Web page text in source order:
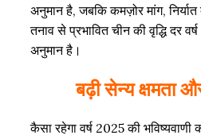
अनुमान है, जबकि कमज़ोर मांग,
तनाव से प्रभावित चीन की वृद्धि दर
अनुमान है।
बढ़ी सेन्य क्षमता
कैसा रहेगा वर्ष 2025 की